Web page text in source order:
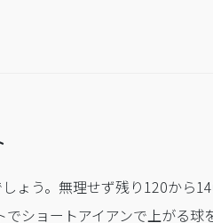
ょう。無理せず残り120から
ショートアイアンで上がる球